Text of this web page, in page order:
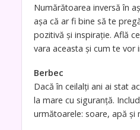
Numărătoarea inversă în
aşa că ar fi bine să te
pozitivă şi inspiraţie. Află
vara aceasta şi cum te vor
Berbec
Dacă în ceilalţi ani ai stat
la mare cu siguranţă.
următoarele: soare, apă şi